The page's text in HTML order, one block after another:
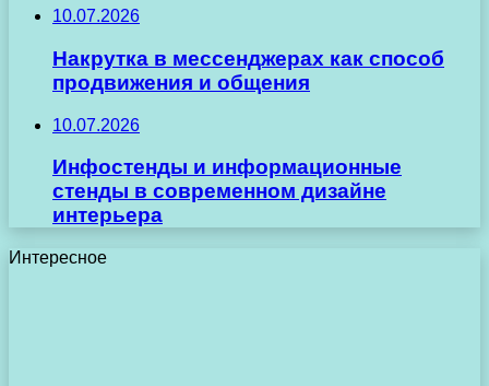
10.07.2026
Накрутка в мессенджерах как способ
продвижения и общения
10.07.2026
Инфостенды и информационные
стенды в современном дизайне
интерьера
Интересное